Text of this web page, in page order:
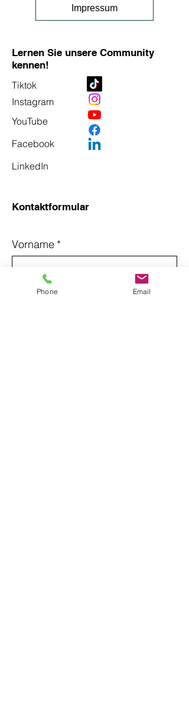
Impressum
Lernen Sie unsere Community
kennen!
Tiktok
Instagram
YouTube
Facebook
LinkedIn
Kontaktformular
Vorname *
Nachname
Phone Email